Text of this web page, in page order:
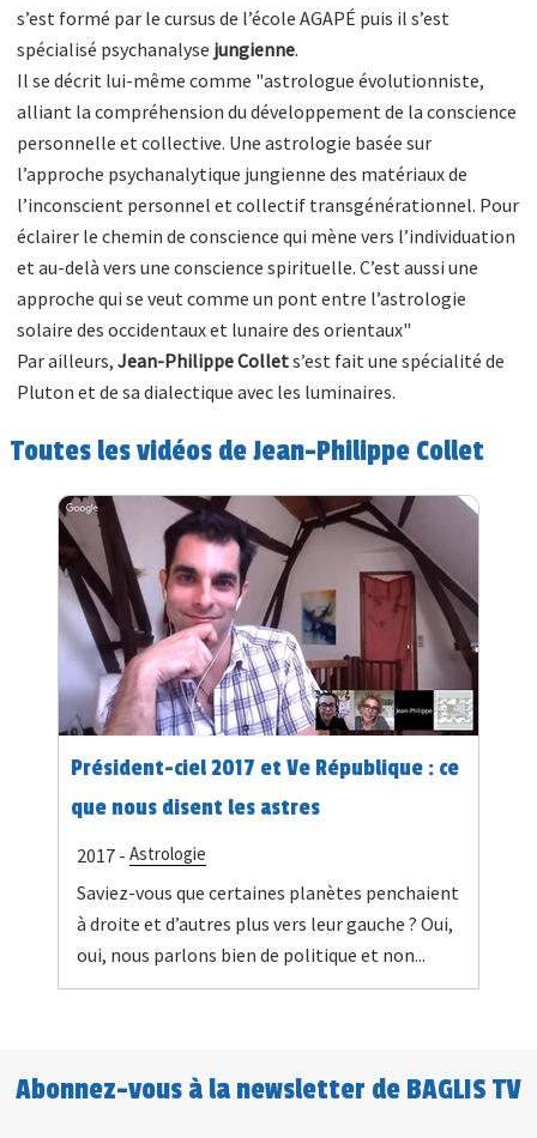
s’est formé par le cursus de l’école AGAPÉ puis il s’est
spécialisé psychanalyse jungienne.
Il se décrit lui-même comme "astrologue évolutionniste,
alliant la compréhension du développement de la conscience
personnelle et collective. Une astrologie basée sur
l’approche psychanalytique jungienne des matériaux de
l’inconscient personnel et collectif transgénérationnel. Pour
éclairer le chemin de conscience qui mène vers l’individuation
et au-delà vers une conscience spirituelle. C’est aussi une
approche qui se veut comme un pont entre l’astrologie
solaire des occidentaux et lunaire des orientaux"
Par ailleurs,Jean-Philippe Collets’est fait une spécialité de
Pluton et de sa dialectique avec les luminaires.
Toutes les vidéos de Jean-Philippe Collet
Président-ciel 2017 et Ve République : ce
que nous disent les astres
2017 - Astrologie
Saviez-vous que certaines planètes penchaient
à droite et d’autres plus vers leur gauche ? Oui,
oui, nous parlons bien de politique et non...
Abonnez-vous à la newsletter de BAGLIS TV